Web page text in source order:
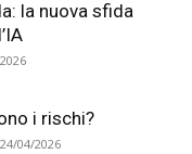
la nuova sfida
i rischi?
24/04/2026